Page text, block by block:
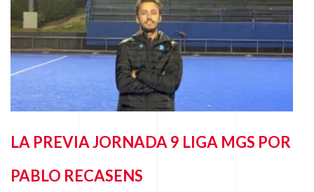
LA PREVIA JORNADA 9 LIGA MGS POR
PABLO RECASENS